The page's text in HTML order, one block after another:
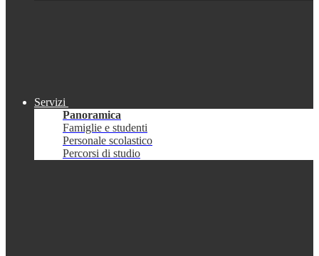
Servizi
Panoramica
Famiglie e studenti
Personale scolastico
Percorsi di studio